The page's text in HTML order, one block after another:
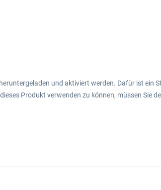
und aktiviert werden. Dafür ist ein
Produkt verwenden zu können, müssen Sie